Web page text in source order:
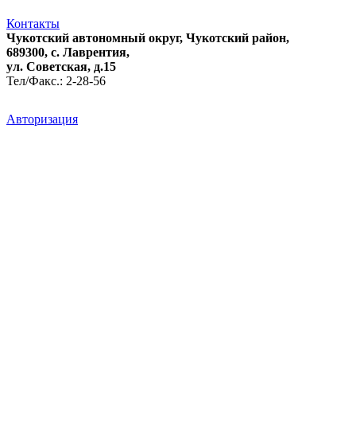
Контакты
Чукотский автономный округ, Чукотский район,
689300, с. Лаврентия,
ул. Советская, д.15
Тел/Факс.: 2-28-56
Авторизация